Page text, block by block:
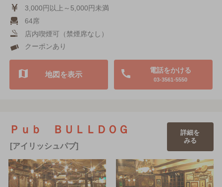
3,000円以上～5,000円未満
64席
店内喫煙可（禁煙席なし）
クーポンあり
電話をかける
03-3561-5550
地図を表示
Ｐｕｂ ＢＵＬＬＤＯＧ
[アイリッシュパブ]
詳細を
みる